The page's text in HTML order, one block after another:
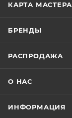
КАРТА МАСТЕРА
БРЕНДЫ
РАСПРОДАЖА
О НАС
ИНФОРМАЦИЯ